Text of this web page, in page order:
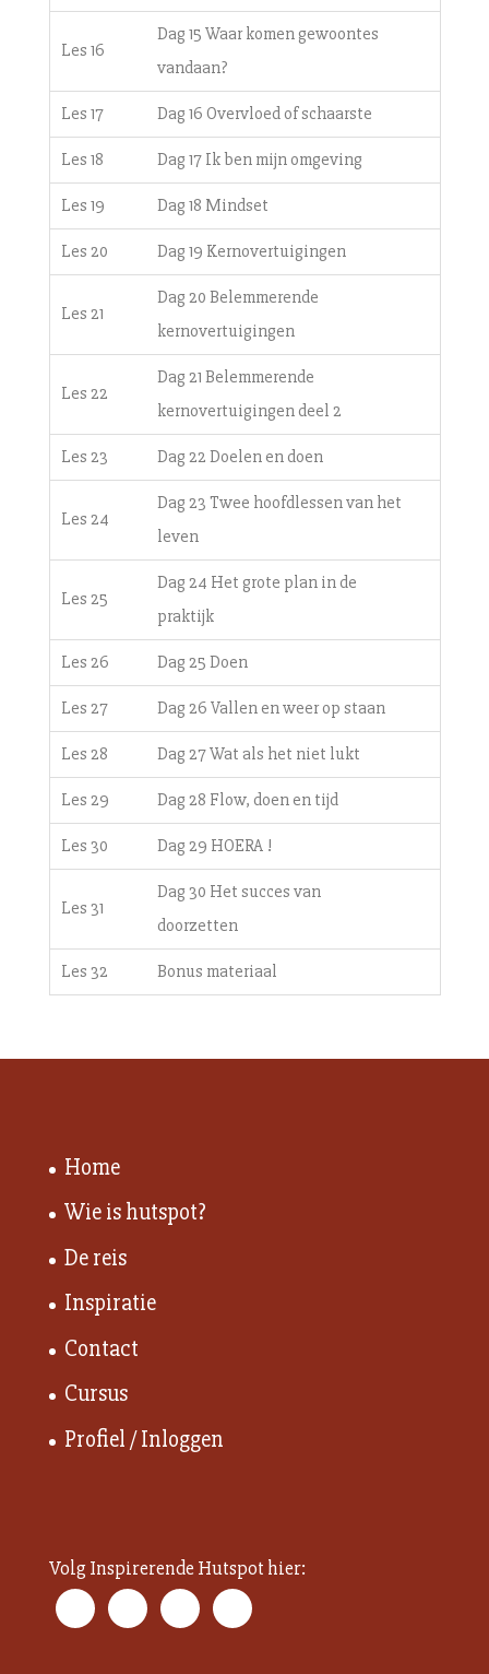
Les 16
Dag 15 Waar komen gewoontes
vandaan?
Les 17 Dag 16 Overvloed of schaarste
Les 18 Dag 17 Ik ben mijn omgeving
Les 19 Dag 18 Mindset
Les 20 Dag 19 Kernovertuigingen
Les 21
Dag 20 Belemmerende
kernovertuigingen
Les 22
Dag 21 Belemmerende
kernovertuigingen deel 2
Les 23 Dag 22 Doelen en doen
Les 24
Dag 23 Twee hoofdlessen van het
leven
Les 25
Dag 24 Het grote plan in de
praktijk
Les 26 Dag 25 Doen
Les 27 Dag 26 Vallen en weer op staan
Les 28 Dag 27 Wat als het niet lukt
Les 29 Dag 28 Flow, doen en tijd
Les 30 Dag 29 HOERA !
Les 31
Dag 30 Het succes van
doorzetten
Les 32 Bonus materiaal
Home
Wie is hutspot?
De reis
Inspiratie
Contact
Cursus
Profiel / Inloggen
Volg Inspirerende Hutspot hier: